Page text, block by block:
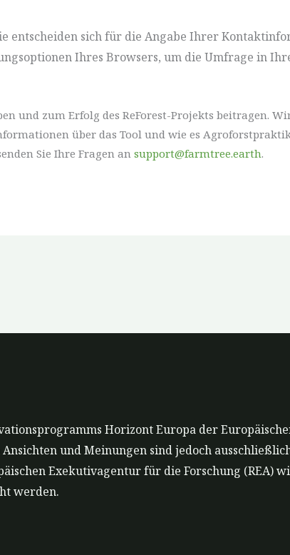
entscheiden sich für die Angabe Ihrer
Ihres Browsers, um die Umfrage in
und zum Erfolg des ReForest-Projekts beitragen.
über das Tool und wie es
Sie Ihre Fragen an support@farmtree.earth.
Horizont Europa der
und Meinungen sind jedoch
Exekutivagentur für die Forschung (REA)
werden.